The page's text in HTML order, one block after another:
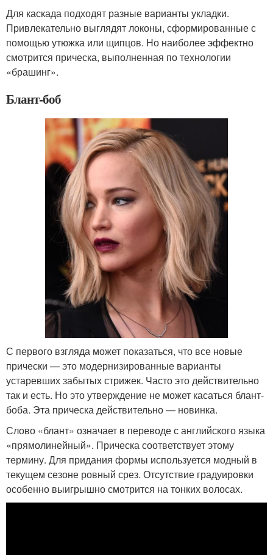
Для каскада подходят разные варианты укладки.
Привлекательно выглядят локоны, сформированные с
помощью утюжка или щипцов. Но наиболее эффектно
смотрится прическа, выполненная по технологии
«брашинг».
Блант-боб
С первого взгляда может показаться, что все новые
прически — это модернизированные варианты
устаревших забытых стрижек. Часто это действительно
так и есть. Но это утверждение не может касаться блант-
боба. Эта прическа действительно — новинка.
Слово «блант» означает в переводе с английского языка
«прямолинейный». Прическа соответствует этому
термину. Для придания формы используется модный в
текущем сезоне ровный срез. Отсутствие градуировки
особенно выигрышно смотрится на тонких волосах.